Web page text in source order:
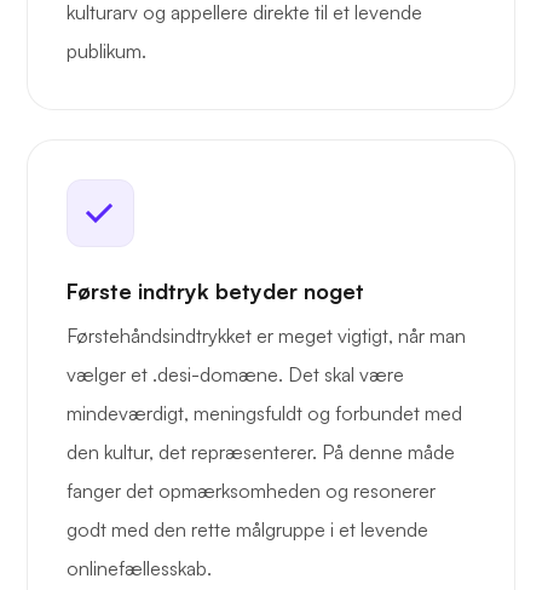
kulturarv og appellere direkte til et levende
publikum.
Første indtryk betyder noget
Førstehåndsindtrykket er meget vigtigt, når man
vælger et .desi-domæne. Det skal være
mindeværdigt, meningsfuldt og forbundet med
den kultur, det repræsenterer. På denne måde
fanger det opmærksomheden og resonerer
godt med den rette målgruppe i et levende
onlinefællesskab.